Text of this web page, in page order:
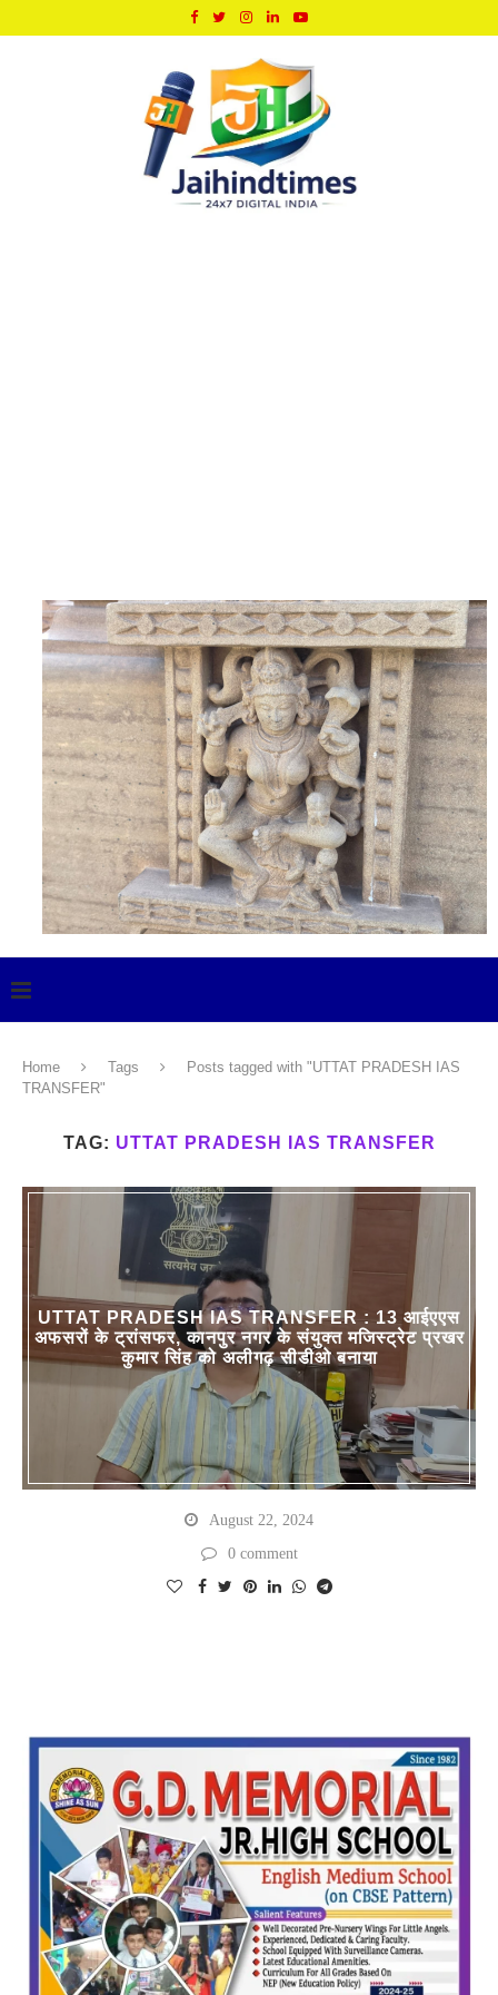
Home Tags
Posts tagged with "UTTAT PRADESH IAS
TRANSFER"
TAG: UTTAT PRADESH IAS TRANSFER
UTTAT PRADESH IAS TRANSFER : 13 आईएएस
अफसरों के ट्रांसफर, कानपुर नगर के संयुक्त मजिस्ट्रेट प्रखर
कुमार सिंह को अलीगढ़ सीडीओ बनाया
August 22, 2024
0 comment